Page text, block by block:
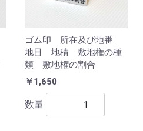
ゴム印 所在及び地番
地目 地積 敷地権の種
類 敷地権の割合
￥1,650
数量